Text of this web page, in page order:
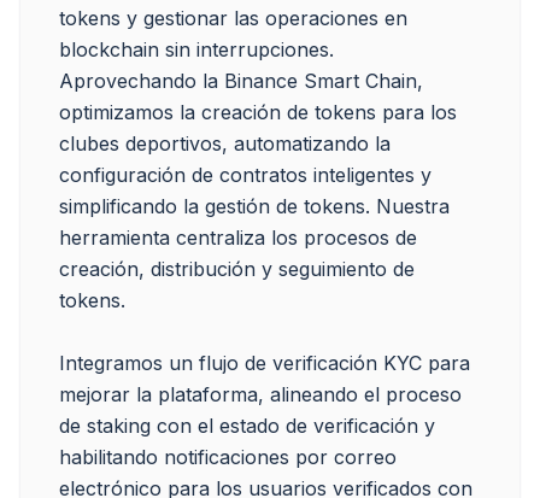
tokens y gestionar las operaciones en
blockchain sin interrupciones.
Aprovechando la Binance Smart Chain,
optimizamos la creación de tokens para los
clubes deportivos, automatizando la
configuración de contratos inteligentes y
simplificando la gestión de tokens. Nuestra
herramienta centraliza los procesos de
creación, distribución y seguimiento de
tokens.
Integramos un flujo de verificación KYC para
mejorar la plataforma, alineando el proceso
de staking con el estado de verificación y
habilitando notificaciones por correo
electrónico para los usuarios verificados con